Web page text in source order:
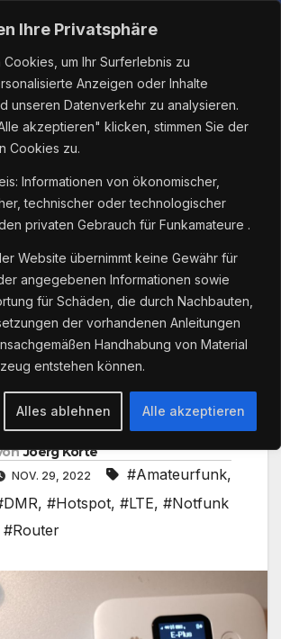
Ihre Privatsphäre
um Ihr Surferlebnis zu
Anzeigen oder Inhalte
unseren Datenverkehr zu analysieren.
akzeptieren" klicken, stimmen Sie der
Cookies zu.
Informationen von ökonomischer,
technischer oder technologischer
privaten Gebrauch für Funkamateure .
Website übernimmt keine Gewähr für
angegebenen Informationen sowie
für Schäden, die durch Nachbauten,
der vorhandenen Anleitungen
Handhabung von Material
entstehen können.
Alles ablehnen Alle akzeptieren
8th, 2026 4:38:53 AM
D-STAR DMR
ECHOLINK
Hotspot für
C4FM, DMR ,
Joerg Korte
NOV. 29, 2022 #Amateurfunk,
, #Hotspot, #LTE, #Notfunk
#Router